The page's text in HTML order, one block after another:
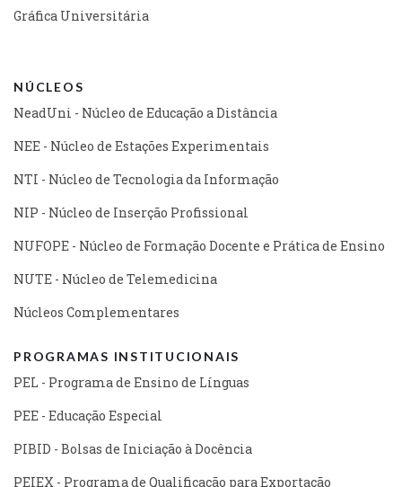
Gráfica Universitária
NÚCLEOS
NeadUni - Núcleo de Educação a Distância
NEE - Núcleo de Estações Experimentais
NTI - Núcleo de Tecnologia da Informação
NIP - Núcleo de Inserção Profissional
NUFOPE - Núcleo de Formação Docente e Prática de Ensino
NUTE - Núcleo de Telemedicina
Núcleos Complementares
PROGRAMAS INSTITUCIONAIS
PEL - Programa de Ensino de Línguas
PEE - Educação Especial
PIBID - Bolsas de Iniciação à Docência
PEIEX - Programa de Qualificação para Exportação